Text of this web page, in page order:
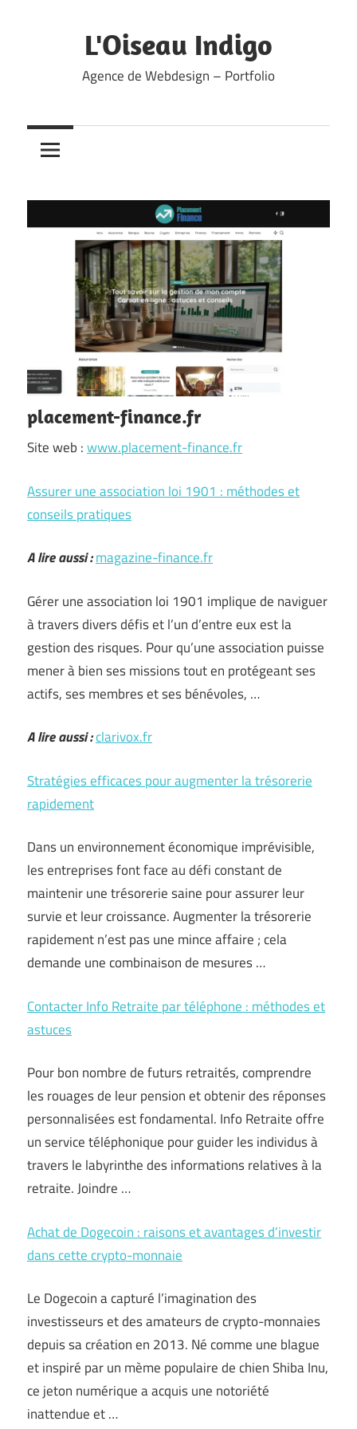
L'Oiseau Indigo
Agence de Webdesign – Portfolio
placement-finance.fr
Site web :www.placement-finance.fr
Assurer une association loi 1901 : méthodes et
conseils pratiques
A lire aussi :magazine-finance.fr
Gérer une association loi 1901 implique de naviguer
à travers divers défis et l’un d’entre eux est la
gestion des risques. Pour qu’une association puisse
mener à bien ses missions tout en protégeant ses
actifs, ses membres et ses bénévoles, …
A lire aussi :clarivox.fr
Stratégies efficaces pour augmenter la trésorerie
rapidement
Dans un environnement économique imprévisible,
les entreprises font face au défi constant de
maintenir une trésorerie saine pour assurer leur
survie et leur croissance. Augmenter la trésorerie
rapidement n’est pas une mince affaire ; cela
demande une combinaison de mesures …
Contacter Info Retraite par téléphone : méthodes et
astuces
Pour bon nombre de futurs retraités, comprendre
les rouages de leur pension et obtenir des réponses
personnalisées est fondamental. Info Retraite offre
un service téléphonique pour guider les individus à
travers le labyrinthe des informations relatives à la
retraite. Joindre …
Achat de Dogecoin : raisons et avantages d’investir
dans cette crypto-monnaie
Le Dogecoin a capturé l’imagination des
investisseurs et des amateurs de crypto-monnaies
depuis sa création en 2013. Né comme une blague
et inspiré par un mème populaire de chien Shiba Inu,
ce jeton numérique a acquis une notoriété
inattendue et …